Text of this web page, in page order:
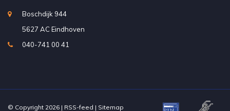
Boschdijk 944
5627 AC Eindhoven
040-741 00 41
© Copyright 2026 | RSS-feed | Sitemap